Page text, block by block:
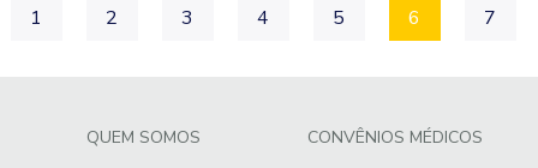
1 2 3 4 5 6 7
QUEM SOMOS
CONVÊNIOS MÉDICOS